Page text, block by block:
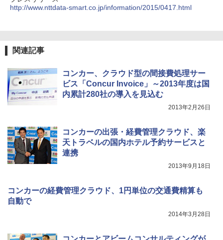
http://www.nttdata-smart.co.jp/information/2015/0417.html
関連記事
コンカー、クラウド型の間接費処理サー
ビス「Concur Invoice」～2013年度は国
内累計280社の導入を見込む
2013年2月26日
コンカーの出張・経費管理クラウド、楽
天トラベルの国内ホテル予約サービスと
連携
2013年9月18日
コンカーの経費管理クラウド、1円単位の交通費精算も
自動で
2014年3月28日